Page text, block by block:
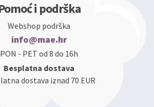
i podrška
Webshop podrška
info@mae.hr
PON - PET od 8 do 16h
Besplatna dostava
dostava iznad 70 EUR